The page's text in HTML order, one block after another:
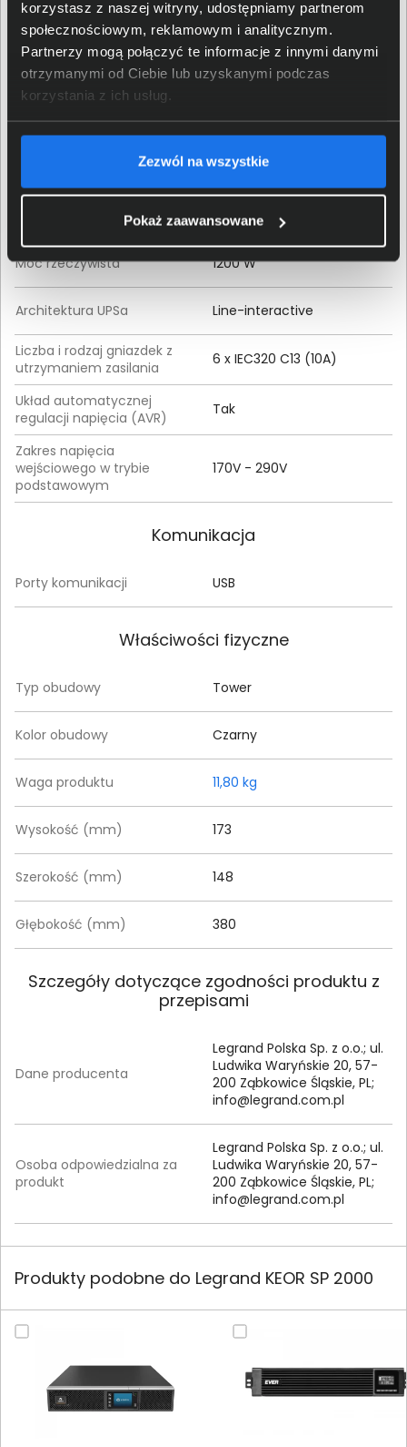
korzystasz z naszej witryny, udostępniamy partnerom
społecznościowym, reklamowym i analitycznym.
Partnerzy mogą połączyć te informacje z innymi danymi
otrzymanymi od Ciebie lub uzyskanymi podczas
korzystania z ich usług.
Zezwól na wszystkie
Pokaż zaawansowane
Model produktu KEOR SP 2000
EAN / GTIN-13 3414971232099
Zasilanie
2000 VA
Moc rzeczywista 1200 W
Architektura UPSa Line-interactive
Liczba i rodzaj gniazdek z
utrzymaniem zasilania
6 x IEC320 C13 (10A)
Układ automatycznej
regulacji napięcia (AVR)
Tak
Zakres napięcia
wejściowego w trybie
podstawowym
170V - 290V
Komunikacja
Porty komunikacji USB
Właściwości fizyczne
Typ obudowy Tower
Kolor obudowy Czarny
Waga produktu 11,80 kg
Wysokość (mm) 173
Szerokość (mm) 148
Głębokość (mm) 380
Szczegóły dotyczące zgodności produktu z
przepisami
Dane producenta
Legrand Polska Sp. z o.o.; ul.
Ludwika Waryńskie 20, 57-
200 Ząbkowice Śląskie, PL;
info@legrand.com.pl
Osoba odpowiedzialna za
produkt
Legrand Polska Sp. z o.o.; ul.
Ludwika Waryńskie 20, 57-
200 Ząbkowice Śląskie, PL;
info@legrand.com.pl
Produkty podobne do Legrand KEOR SP 2000